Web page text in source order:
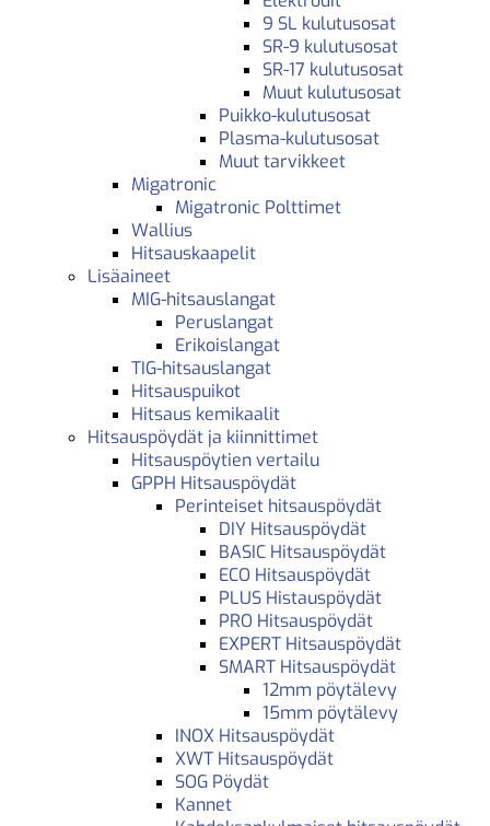
9 SL kulutusosat
SR-9 kulutusosat
SR-17 kulutusosat
Muut kulutusosat
Puikko-kulutusosat
Plasma-kulutusosat
Muut tarvikkeet
Migatronic
Migatronic Polttimet
Wallius
Hitsauskaapelit
Lisäaineet
MIG-hitsauslangat
Peruslangat
Erikoislangat
TIG-hitsauslangat
Hitsauspuikot
Hitsaus kemikaalit
Hitsauspöydät ja kiinnittimet
Hitsauspöytien vertailu
GPPH Hitsauspöydät
Perinteiset hitsauspöydät
DIY Hitsauspöydät
BASIC Hitsauspöydät
ECO Hitsauspöydät
PLUS Histauspöydät
PRO Hitsauspöydät
EXPERT Hitsauspöydät
SMART Hitsauspöydät
12mm pöytälevy
15mm pöytälevy
INOX Hitsauspöydät
XWT Hitsauspöydät
SOG Pöydät
Kannet